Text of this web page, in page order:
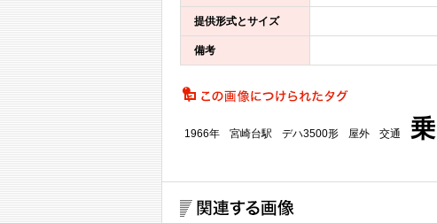
提供形式とサイズ
備考
1966年 宮崎台駅 デハ3500形 屋外 交通